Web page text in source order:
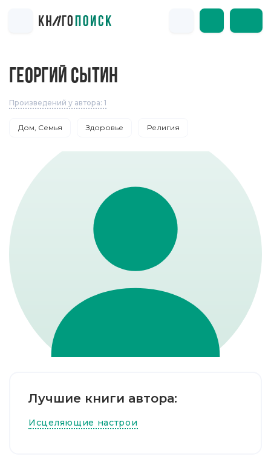
ГЕОРГИЙ СЫТИН
Произведений у автора: 1
Дом, Семья Здоровье Религия
Лучшие книги автора:
Исцеляющие настрои